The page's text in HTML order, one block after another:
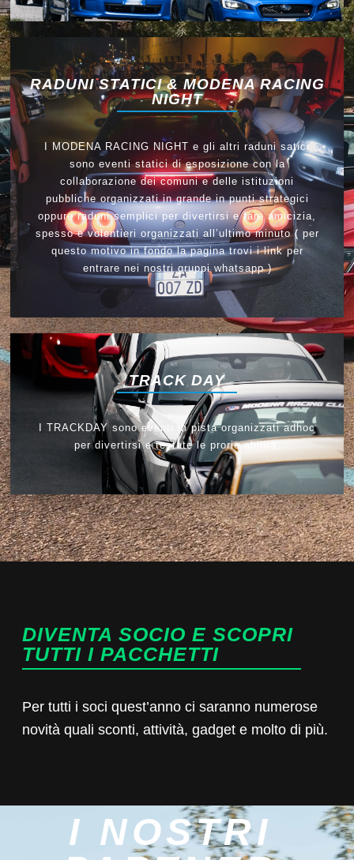
RADUNI STATICI & MODENA RACING
NIGHT
I MODENA RACING NIGHT e gli altri raduni satici
sono eventi statici di esposizione con la
collaborazione dei comuni e delle istituzioni
pubbliche organizzati in grande in punti strategici
oppure raduni semplici per divertirsi e fare amicizia,
spesso e volentieri organizzati all’ultimo minuto ( per
questo motivo in fondo la pagina trovi i link per
entrare nei nostri gruppi whatsapp )
TRACK DAY
I TRACKDAY sono eventi in pista organizzati adhoc
per divertirsi e testate le prorie abilità.
DIVENTA SOCIO E SCOPRI
TUTTI I PACCHETTI
Per tutti i soci quest’anno ci saranno numerose
novità quali sconti, attività, gadget e molto di più.
I NOSTRI